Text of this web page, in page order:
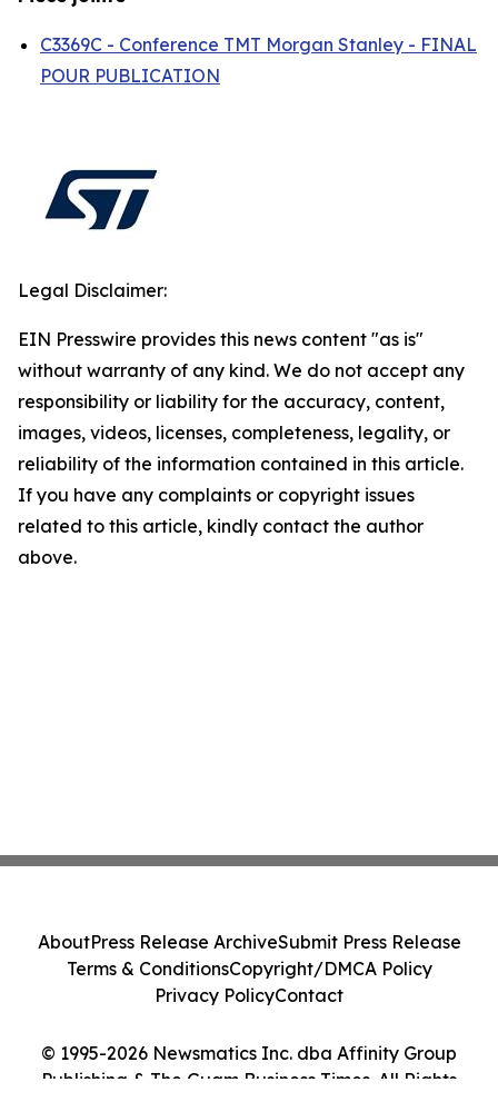
C3369C - Conference TMT Morgan Stanley - FINAL
POUR PUBLICATION
Legal Disclaimer:
EIN Presswire provides this news content "as is"
without warranty of any kind. We do not accept any
responsibility or liability for the accuracy, content,
images, videos, licenses, completeness, legality, or
reliability of the information contained in this article.
If you have any complaints or copyright issues
related to this article, kindly contact the author
above.
© 1995-2026 Newsmatics Inc. dba Affinity Group
Publishing & The Guam Business Times. All Rights
AboutPress Release ArchiveSubmit Press Release
Terms & ConditionsCopyright/DMCA Policy
Privacy PolicyContact